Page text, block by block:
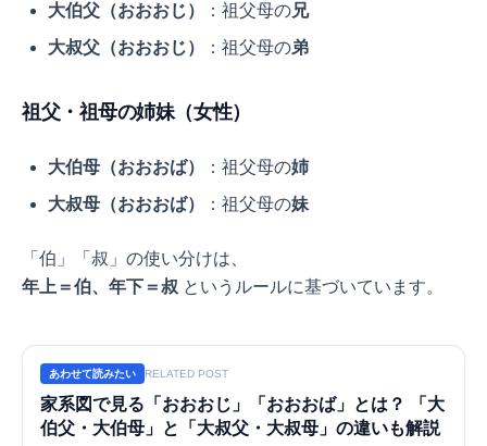
大伯父（おおおじ） ：祖父母の兄
大叔父（おおおじ）
：祖父母の弟
祖父・祖母の姉妹（女性）
大伯母（おおおば） ：祖父母の姉
大叔母（おおおば）
：祖父母の妹
「伯」「叔」の使い分けは、
年上＝伯、年下＝叔 というルールに基づいています。
あわせて読みたい RELATED POST
家系図で見る「おおおじ」「おおおば」とは？ 「大
伯父・大伯母」と「大叔父・大叔母」の違いも解説